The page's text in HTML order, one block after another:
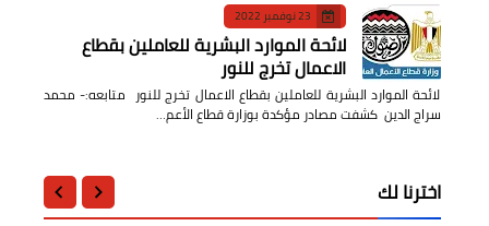
23 نوفمبر 2022
لائحة الموارد البشرية للعاملين بقطاع
الاعمال تخرج للنور
لائحة الموارد البشرية للعاملين بقطاع الاعمال تخرج للنور متابعه:- محمد
سراج الدين كشفت مصادر مؤكدة بوزارة قطاع الأعم…
اخترنا لك